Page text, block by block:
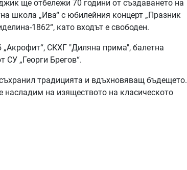
ще отбележи 70 години от създаването на
школа „Ива“ с юбилейния концерт „Празник
1862“, като входът е свободен.
СКХГ "Диляна прима", балетна
СУ „Георги Брегов“.
традицията и вдъхновяващ бъдещето.
на изяществото на класическото